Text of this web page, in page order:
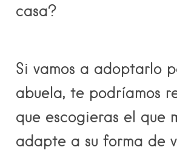
casa?
Si vamos a adoptarlo
abuela, te podríamos
que escogieras el que
adapte a su forma de